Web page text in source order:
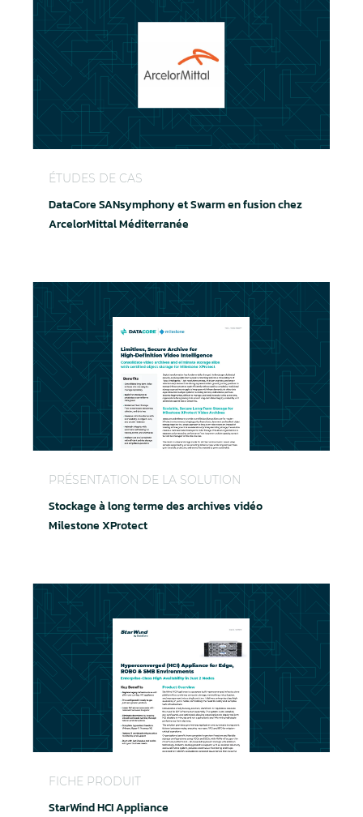
ÉTUDES DE CAS
DataCore SANsymphony et Swarm en fusion chez
ArcelorMittal Méditerranée
PRÉSENTATION DE LA SOLUTION
Stockage à long terme des archives vidéo
Milestone XProtect
FICHE PRODUIT
StarWind HCI Appliance